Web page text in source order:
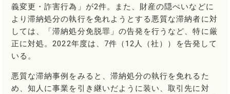
義変更・詐害行為」が2件。また、財産の隠ぺいなどに
より滞納処分の執行を免れようとする悪質な滞納者に対
しては、「滞納処分免脱罪」の告発を行うなど、特に厳
正に対処。2022年度は、7件（12人（社））を告発して
いる。
悪質な滞納事例をみると、滞納処分の執行を免れるた
め、知人に事業を引き継いだように装い、取引先に対